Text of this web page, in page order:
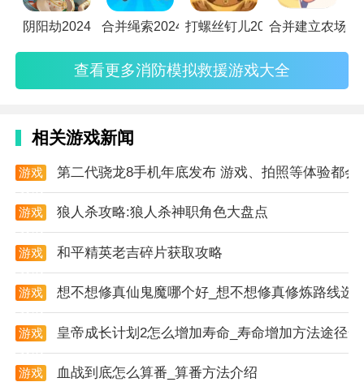
高分和奖励。
游戏中展示自己的驾驶技巧和魅力。
在真实的城市环境中驾驶汽车，感受驾驶的刺激和乐
足不同的驾驶需求。
上面就是去秀手游网为您提供的真实驾驶游戏，感兴趣
的可以下载试玩一下。
阴阳劫2024 合并绳索2024 打螺丝钉儿2024合并建立农场
查看更多消防模拟救援游戏大全
相关游戏新闻
游戏
第二代骁龙8手机年底发布 游戏、拍照等体验都会
游戏
狼人杀攻略:狼人杀神职角色大盘点
游戏
和平精英老吉碎片获取攻略
游戏
想不想修真仙鬼魔哪个好_想不想修真修炼路线选
游戏
皇帝成长计划2怎么增加寿命_寿命增加方法途径
游戏
血战到底怎么算番_算番方法介绍